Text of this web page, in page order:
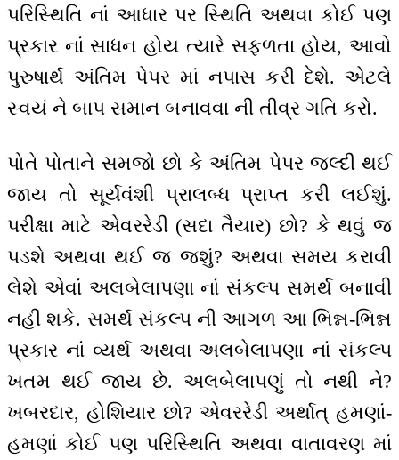
પરિસ્થિતિ નાં આધાર પર સ્થિતિ અથવા કોઈ પણ
પ્રકાર નાં સાધન હોય ત્યારે સફળતા હોય, આવો
પુરુષાર્થ અંતિમ પેપર માં નપાસ કરી દેશે. એટલે
સ્વયં ને બાપ સમાન બનાવવા ની તીવ્ર ગતિ કરો.
પોતે પોતાને સમજો છો કે અંતિમ પેપર જલ્દી થઈ
જાય તો સૂર્યવંશી પ્રાલબ્ધ પ્રાપ્ત કરી લઈશું.
પરીક્ષા માટે એવરરેડી (સદા તૈયાર) છો? કે થવું જ
પડશે અથવા થઈ જ જશું? અથવા સમય કરાવી
લેશે એવાં અલબેલાપણા નાં સંકલ્પ સમર્થ બનાવી
નહીં શકે. સમર્થ સંકલ્પ ની આગળ આ ભિન્ન-ભિન્ન
પ્રકાર નાં વ્યર્થ અથવા અલબેલાપણા નાં સંકલ્પ
ખતમ થઈ જાય છે. અલબેલાપણું તો નથી ને?
ખબરદાર, હોશિયાર છો? એવરરેડી અર્થાત્ હમણાં-
હમણાં કોઈ પણ પરિસ્થિતિ અથવા વાતાવરણ માં